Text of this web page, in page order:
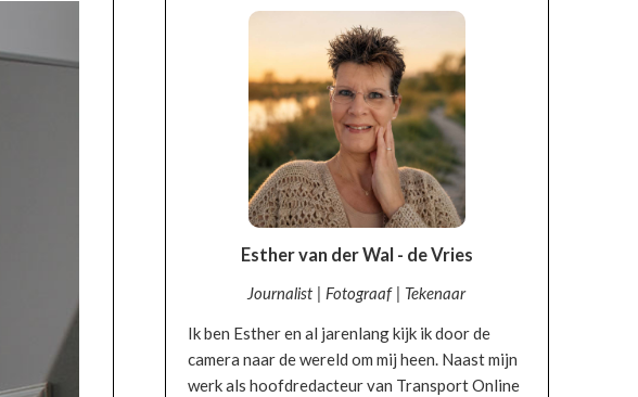
Esther van der Wal - de Vries
Journalist | Fotograaf | Tekenaar
Ik ben Esther en al jarenlang kijk ik door de
camera naar de wereld om mij heen. Naast mijn
werk als hoofdredacteur van Transport Online